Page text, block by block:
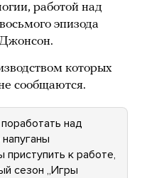
работой над
эпизода
которых
сообщаются.
над
к работе,
сезон „Игры